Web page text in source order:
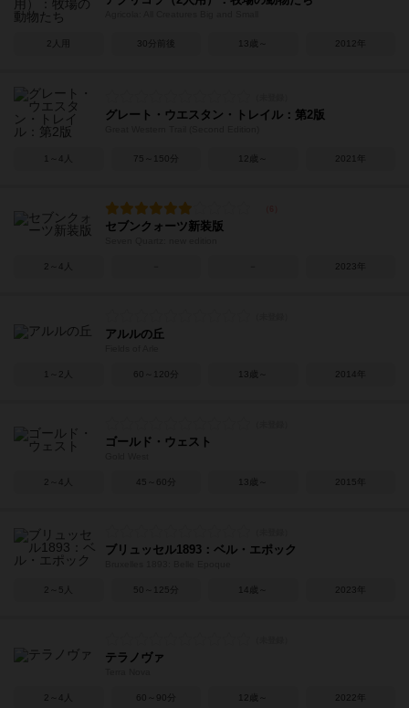
2人用 30分前後 13歳～ 2012年
グレート・ウエスタン・トレイル：第2版
1～4人 75～150分 12歳～ 2021年
セブンクォーツ新装版
2～4人 2023年
アルルの丘
1～2人 60～120分 13歳～ 2014年
ゴールド・ウェスト
2～4人 45～60分 13歳～ 2015年
ブリュッセル1893：ベル・エポック
2～5人 50～125分 14歳～ 2023年
テラノヴァ
2～4人 60～90分 12歳～ 2022年